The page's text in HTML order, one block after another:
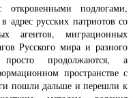
подлогами,
адрес русских патриотов со
агентов, миграционных
Русского мира и разного
продолжаются, а
пространстве с
пошли дальше и перешли к